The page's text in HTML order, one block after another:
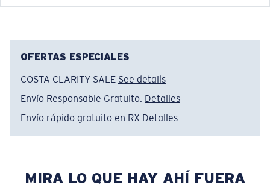
Ajuste Estrecho
OFERTAS ESPECIALES
COSTA CLARITY SALE See details
Envío Responsable Gratuito. Detalles
Envío rápido gratuito en RX Detalles
MIRA LO QUE HAY AHÍ FUERA